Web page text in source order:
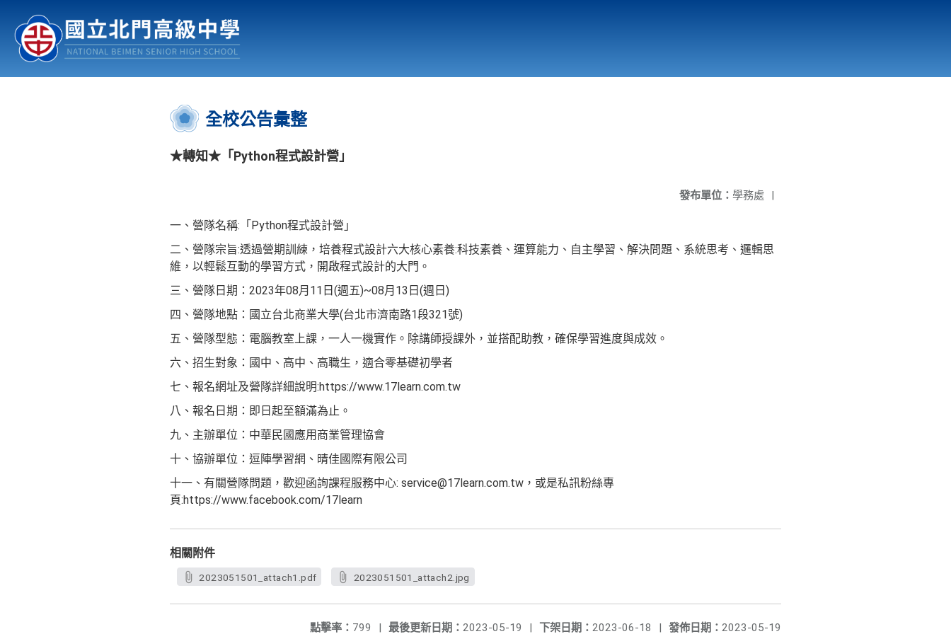
認識北中 行事曆
:::
全校公告彙整
★轉知★「Python程式設計營」
發布單位： 學務處 |
一、營隊名稱:「Python程式設計營」
二、營隊宗旨:透過營期訓練，培養程式設計六大核心素養:科技素養、運算能力、自主學習、解決問題、系統思考、邏輯思
維，以輕鬆互動的學習方式，開啟程式設計的大門。
三、營隊日期：2023年08月11日(週五)~08月13日(週日)
四、營隊地點：國立台北商業大學(台北市濟南路1段321號)
五、營隊型態：電腦教室上課，一人一機實作。除講師授課外，並搭配助教，確保學習進度與成效。
六、招生對象：國中、高中、高職生，適合零基礎初學者
七、報名網址及營隊詳細說明:https://www.17learn.com.tw
八、報名日期：即日起至額滿為止。
九、主辦單位：中華民國應用商業管理協會
十、協辦單位：逗陣學習網、晴佳國際有限公司
十一、有關營隊問題，歡迎函詢課程服務中心: service@17learn.com.tw，或是私訊粉絲專
頁:https://www.facebook.com/17learn
相關附件
2023051501_attach1.pdf 2023051501_attach2.jpg
發佈日期： 2023-05-19
下架日期： 2023-06-18 |
最後更新日期： 2023-05-19 |
點擊率： 799 |